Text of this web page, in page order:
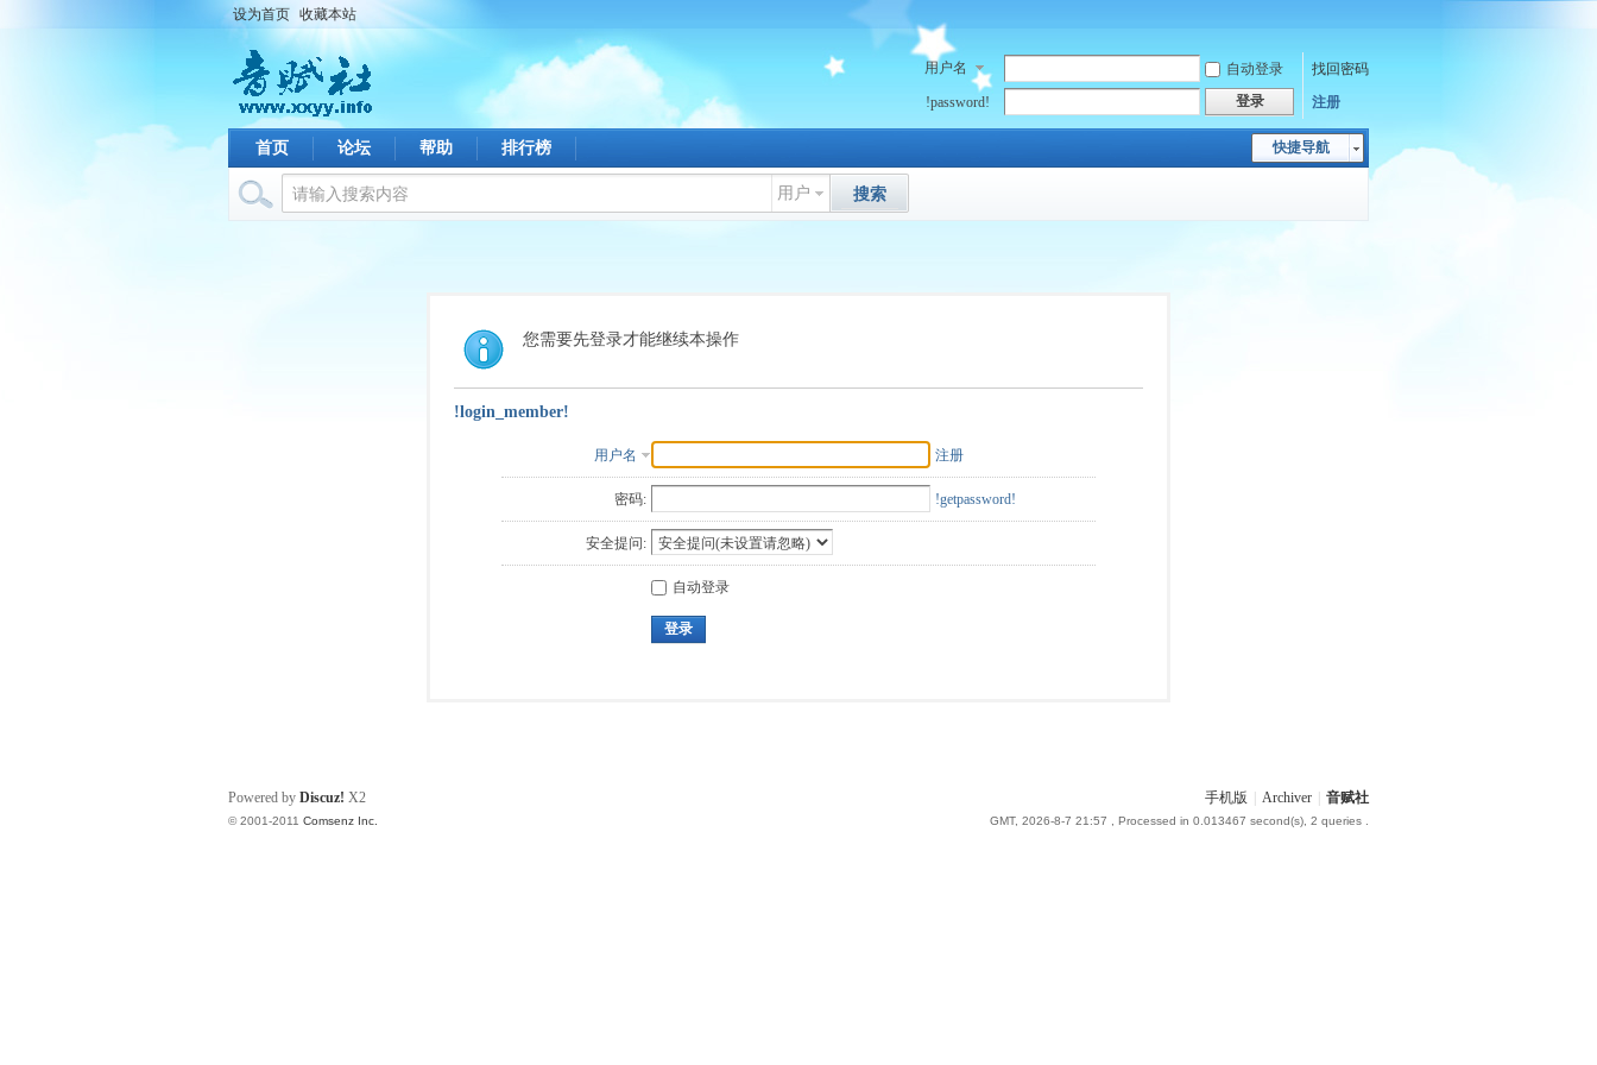
设为首页 收藏本站
用户名 自动登录
找回密码
!password!
登录 注册
快捷导航
首页 论坛 帮助 排行榜
用户 搜索
您需要先登录才能继续本操作
!login_member!
用户名 注册
密码: !getpassword!
安全提问:
自动登录
登录
手机版 Archiver 音赋社
GMT, 2026-8-7 21:57 , Processed in 0.013467 second(s), 2 queries .
Powered by Discuz! X2
© 2001-2011 Comsenz Inc.